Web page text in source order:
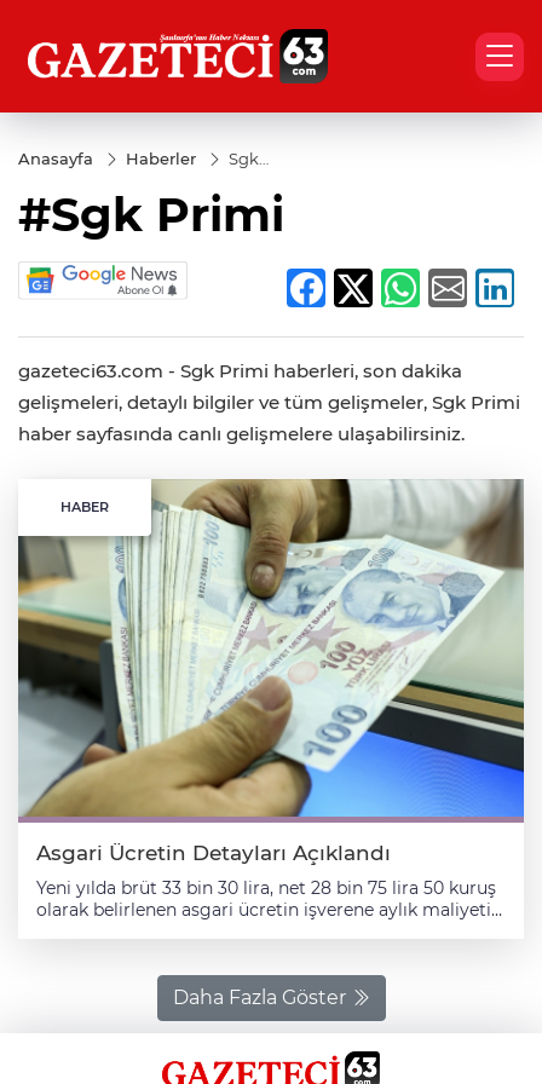
Anasayfa Haberler
Sgk
#Sgk Primi
gazeteci63.com - Sgk Primi haberleri, son dakika
gelişmeleri, detaylı bilgiler ve tüm gelişmeler, Sgk Primi
haber sayfasında canlı gelişmelere ulaşabilirsiniz.
HABER
Asgari Ücretin Detayları Açıklandı
Yeni yılda brüt 33 bin 30 lira, net 28 bin 75 lira 50 kuruş
olarak belirlenen asgari ücretin işverene aylık maliyeti
paylaştığı 2026'da uygulanacak asgari ücretin detayları
ücretin, 28 bin 75 lira 50 kuruşunu net asgari ücret, 4
bin 624 lira 20 kuruşunu SGK primi ve 330 lira 30
kuruşunu işsizlik sigortası primi oluşturdu. Brüt asgari
Daha Fazla Göster